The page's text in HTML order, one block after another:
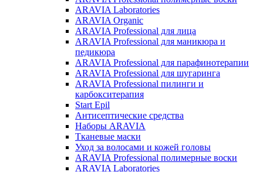
ARAVIA Laboratories
ARAVIA Organic
ARAVIA Professional для лица
ARAVIA Professional для маникюра и
педикюра
ARAVIA Professional для парафинотерапии
ARAVIA Professional для шугаринга
ARAVIA Professional пилинги и
карбокситерапия
Start Epil
Антисептические средства
Наборы ARAVIA
Тканевые маски
Уход за волосами и кожей головы
ARAVIA Professional полимерные воски
ARAVIA Laboratories